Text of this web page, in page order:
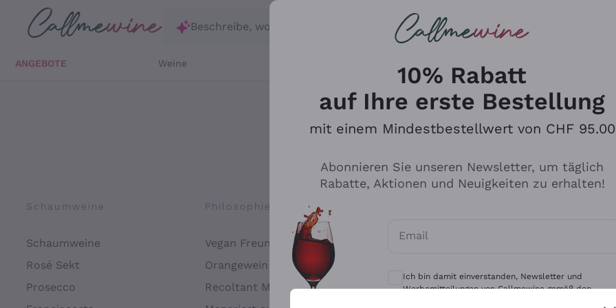
Zum Hauptinhalt springen
Beschreibe, wonach du suchst
ANGEBOTE Weine
Schaumweine
Schaumweine
Rosé Sekt
Prosecco
Philosophien
Vegan Freundlich
Orangewein
Recoltant Manipulant
Antinori
Ca' del Bosco
Gavi
10% Rabatt
auf Ihre erste Bestellung
mit einem Mindestbestellwert von CHF 95.00
Abonnieren Sie unseren Newsletter, um täglich
Rabatte, Aktionen und Neuigkeiten zu erhalten!
Email
Optionale Einwilligungen zum Erhalt von
Ich bin damit einverstanden, Newsletter und
Werbemitteilungen von Callmewine gemäß den -